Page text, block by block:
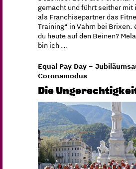
gemacht und führt seither mit
als Franchisepartner das
Training“ in Vahrn bei
du heute auf den Beinen?
bin ich ...
Equal Pay Day –
Coronamodus
Die